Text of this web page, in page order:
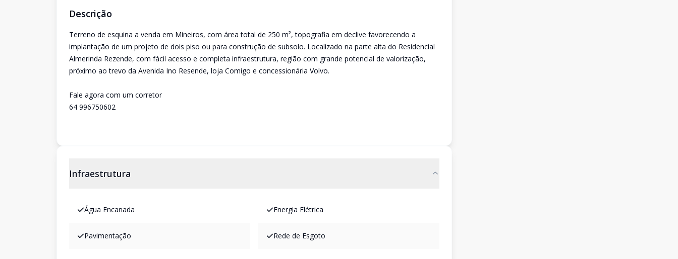
Descrição
Terreno de esquina a venda em Mineiros, com área total de 250 m², topografia em declive favorecendo a
implantação de um projeto de dois piso ou para construção de subsolo. Localizado na parte alta do Residencial
Almerinda Rezende, com fácil acesso e completa infraestrutura, região com grande potencial de valorização,
próximo ao trevo da Avenida Ino Resende, loja Comigo e concessionária Volvo.
Fale agora com um corretor
64 996750602
Infraestrutura
Água Encanada Energia Elétrica
Pavimentação Rede de Esgoto